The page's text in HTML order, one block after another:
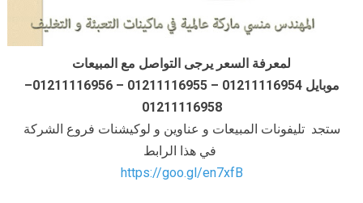
لمعرفة السعر يرجى التواصل مع المبيعات
موبايل 01211116954 – 01211116955 – 01211116956–
01211116958
ستجد تليفونات المبيعات و عناوين و لوكيشنات فروع الشركة
في هذا الرابط
https://goo.gl/en7xfB